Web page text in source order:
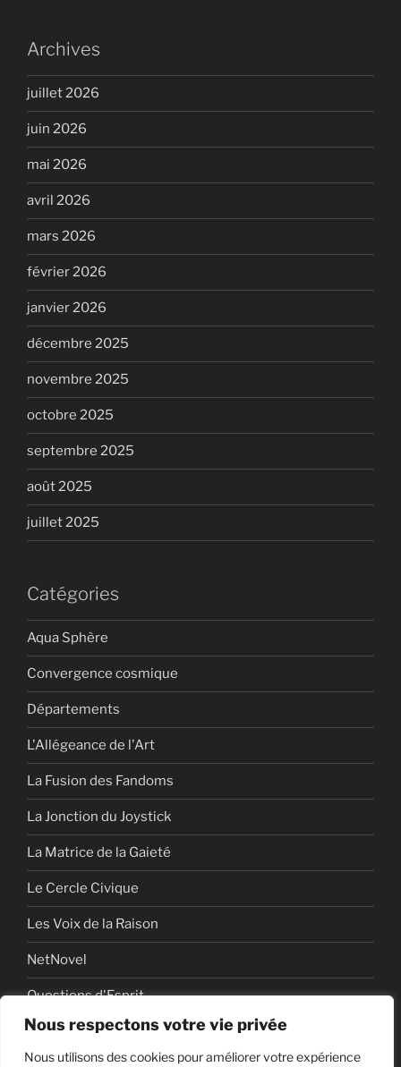
Nous respectons votre vie privée
Nous utilisons des cookies pour améliorer votre expérience
Archives
juillet 2026
juin 2026
mai 2026
avril 2026
mars 2026
février 2026
janvier 2026
décembre 2025
novembre 2025
octobre 2025
septembre 2025
août 2025
juillet 2025
Catégories
Aqua Sphère
Convergence cosmique
Départements
L'Allégeance de l'Art
La Fusion des Fandoms
La Jonction du Joystick
La Matrice de la Gaieté
Le Cercle Civique
Les Voix de la Raison
NetNovel
Questions d'Esprit
Série